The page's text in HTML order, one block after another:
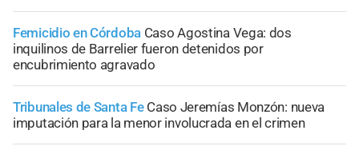
Femicidio en Córdoba Caso Agostina Vega: dos
inquilinos de Barrelier fueron detenidos por
encubrimiento agravado
Tribunales de Santa Fe Caso Jeremías Monzón: nueva
imputación para la menor involucrada en el crimen